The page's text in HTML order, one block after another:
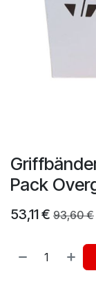
Pack
53,11€ 93,60€